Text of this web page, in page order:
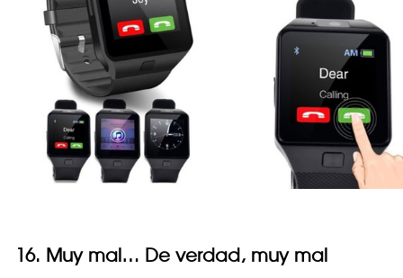
16. Muy mal… De verdad, muy mal